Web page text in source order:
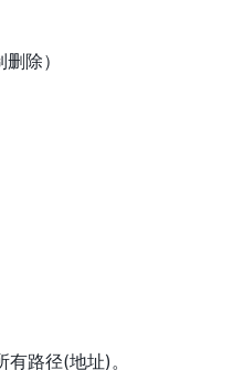
除）
路径(地址)。